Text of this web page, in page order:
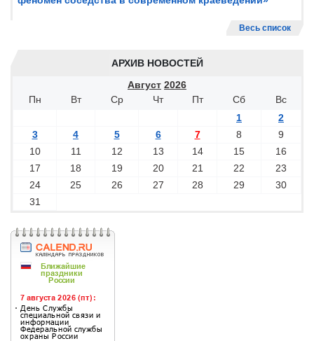
Весь список
АРХИВ НОВОСТЕЙ
Август 2026
Пн
Вт Ср Чт Пт Сб
Вс
1
2
3
4 5 6 7 8
9
10
11 12 13 14 15
16
17
18 19 20 21 22
23
24
25 26 27 28 29
30
31